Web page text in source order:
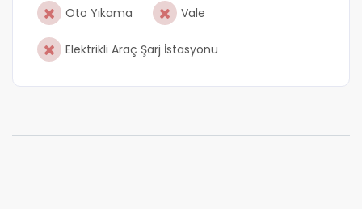
Oto Yıkama Vale
Elektrikli Araç Şarj İstasyonu